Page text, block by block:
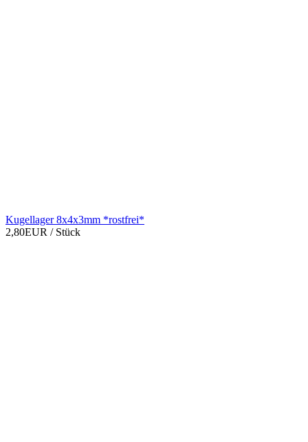
Kugellager 8x4x3mm *rostfrei*
2,80EUR / Stück